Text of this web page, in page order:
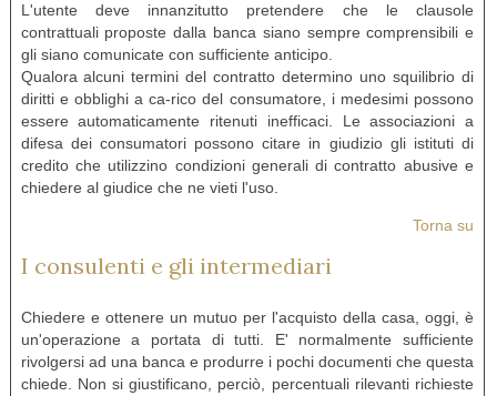
L'utente deve innanzitutto pretendere che le clausole
contrattuali proposte dalla banca siano sempre comprensibili e
gli siano comunicate con sufficiente anticipo.
Qualora alcuni termini del contratto determino uno squilibrio di
diritti e obblighi a ca-rico del consumatore, i medesimi possono
essere automaticamente ritenuti inefficaci. Le associazioni a
difesa dei consumatori possono citare in giudizio gli istituti di
credito che utilizzino condizioni generali di contratto abusive e
chiedere al giudice che ne vieti l'uso.
Torna su
I consulenti e gli intermediari
Chiedere e ottenere un mutuo per l'acquisto della casa, oggi, è
un'operazione a portata di tutti. E' normalmente sufficiente
rivolgersi ad una banca e produrre i pochi documenti che questa
chiede. Non si giustificano, perciò, percentuali rilevanti richieste